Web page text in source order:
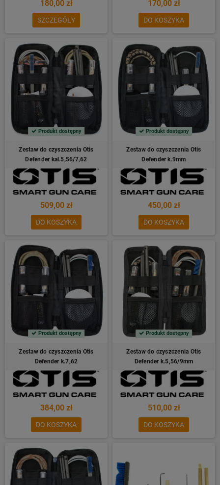
180,00 zł
SZCZEGÓŁY
170,00 zł
DO KOSZYKA
Produkt dostępny
Zestaw do czyszczenia Otis
Defender kal.5,56/7,62
509,00 zł
DO KOSZYKA
Produkt dostępny
Zestaw do czyszczenia Otis
Defender k.9mm
450,00 zł
DO KOSZYKA
Produkt dostępny
Zestaw do czyszczenia Otis
Defender k.7,62
384,00 zł
DO KOSZYKA
Produkt dostępny
Zestaw do czyszczenia Otis
Defender k.5,56/9mm
510,00 zł
DO KOSZYKA